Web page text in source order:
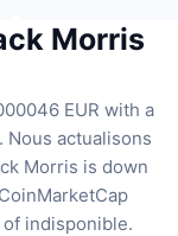
Morris
EUR with a
Nous actualisons
Morris is down
indisponible.